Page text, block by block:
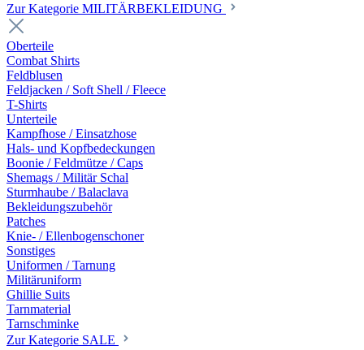
Zur Kategorie MILITÄRBEKLEIDUNG
Oberteile
Combat Shirts
Feldblusen
Feldjacken / Soft Shell / Fleece
T-Shirts
Unterteile
Kampfhose / Einsatzhose
Hals- und Kopfbedeckungen
Boonie / Feldmütze / Caps
Shemags / Militär Schal
Sturmhaube / Balaclava
Bekleidungszubehör
Patches
Knie- / Ellenbogenschoner
Sonstiges
Uniformen / Tarnung
Militäruniform
Ghillie Suits
Tarnmaterial
Tarnschminke
Zur Kategorie SALE